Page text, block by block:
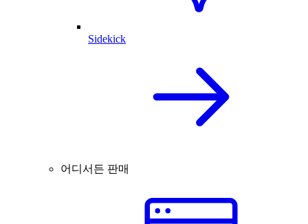
Sidekick
어디서든 판매